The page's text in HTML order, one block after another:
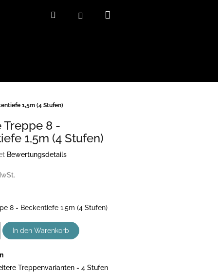
SuchenLogin
1,5m (4 Stufen)
Treppe 8 -
1,5m (4 Stufen)
Bewertungsdetails
8 - Beckentiefe 1,5m (4 Stufen)
In den Warenkorb
Treppenvarianten - 4 Stufen